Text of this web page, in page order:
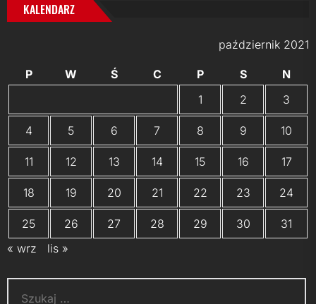
KALENDARZ
październik 2021
P W Ś C P S
N
1
2 3
4 5 6 7 8 9 10
11 12 13 14 15 16 17
18 19 20 21 22 23 24
25 26 27 28 29 30
31
« wrz
lis »